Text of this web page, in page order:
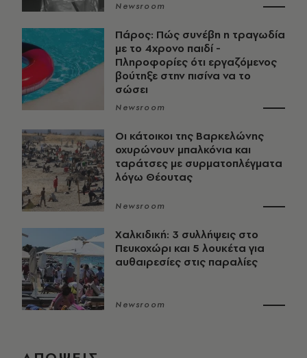
Newsroom
Πάρος: Πώς συνέβη η τραγωδία
με το 4χρονο παιδί -
Πληροφορίες ότι εργαζόμενος
βούτηξε στην πισίνα να το
σώσει
Newsroom
Οι κάτοικοι της Βαρκελώνης
οχυρώνουν μπαλκόνια και
ταράτσες με συρματοπλέγματα
λόγω Θέουτας
Newsroom
Χαλκιδική: 3 συλλήψεις στο
Πευκοχώρι και 5 λουκέτα για
αυθαιρεσίες στις παραλίες
Newsroom